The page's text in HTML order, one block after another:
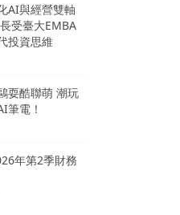
AI與經營雙軸
受臺大EMBA
投資思維
耍酷聯萌 潮玩
筆電！
年第2季財務